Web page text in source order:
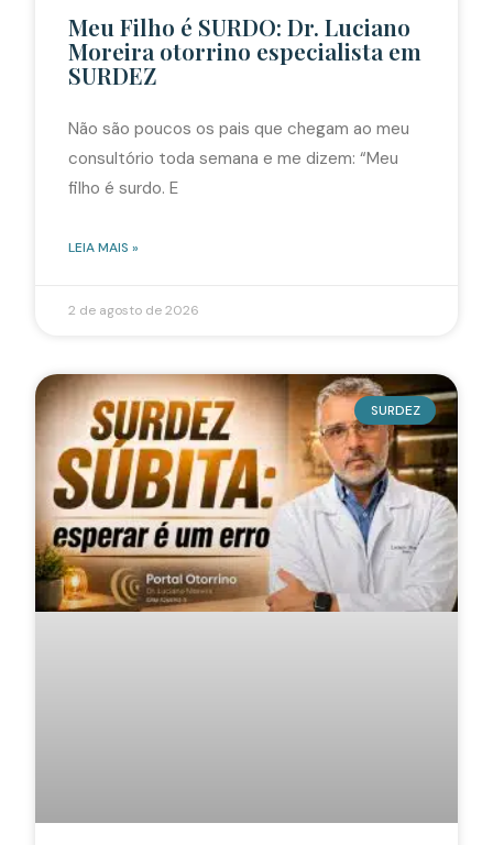
Meu Filho é SURDO: Dr. Luciano
Moreira otorrino especialista em
SURDEZ
Não são poucos os pais que chegam ao meu
consultório toda semana e me dizem: “Meu
filho é surdo. E
LEIA MAIS »
2 de agosto de 2026
SURDEZ